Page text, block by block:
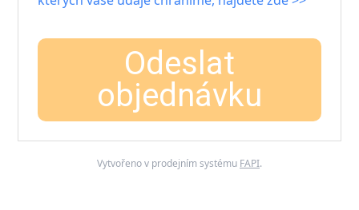
Odeslat
objednávku
Vytvořeno v prodejním systému FAPI.